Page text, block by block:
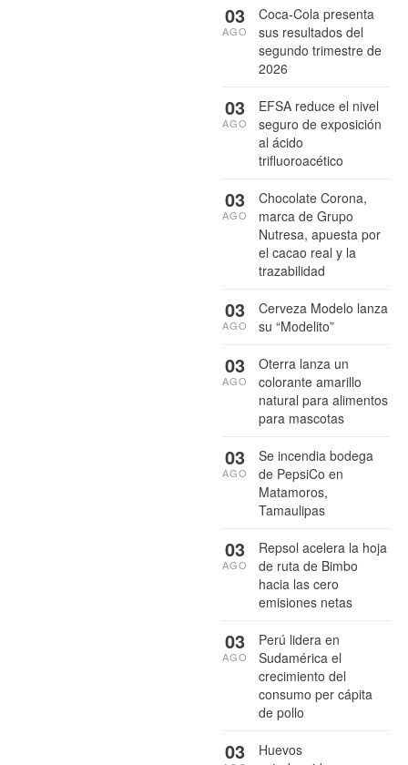
Coca-Cola presenta
sus resultados del
segundo trimestre de
2026
03
AGO
EFSA reduce el nivel
seguro de exposición
al ácido
trifluoroacético
03
AGO
Chocolate Corona,
marca de Grupo
Nutresa, apuesta por
el cacao real y la
trazabilidad
03
AGO
Cerveza Modelo lanza
su “Modelito”
03
AGO
Oterra lanza un
colorante amarillo
natural para alimentos
para mascotas
03
AGO
Se incendia bodega
de PepsiCo en
Matamoros,
Tamaulipas
03
AGO
Repsol acelera la hoja
de ruta de Bimbo
hacia las cero
emisiones netas
03
AGO
Perú lidera en
Sudamérica el
crecimiento del
consumo per cápita
de pollo
03
AGO
Huevos
03